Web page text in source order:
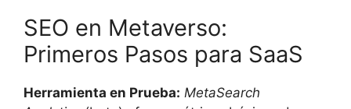
SEO en Metaverso:
Primeros Pasos para SaaS
Herramienta en Prueba: MetaSearch